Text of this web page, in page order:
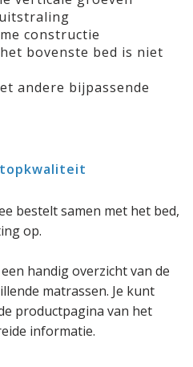
constructie
bovenste bed is niet
andere bijpassende
bestelt samen met het bed,
op.
handig overzicht van de
matrassen. Je kunt
productpagina van het
informatie.